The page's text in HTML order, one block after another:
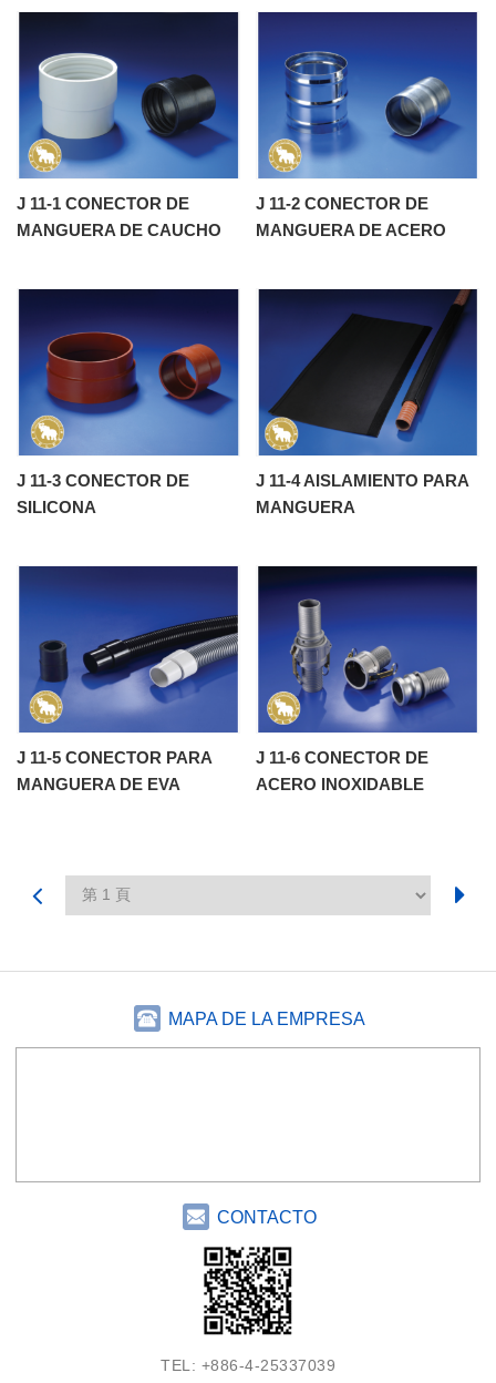
J 11-1 CONECTOR DE
MANGUERA DE CAUCHO
J 11-2 CONECTOR DE
MANGUERA DE ACERO
J 11-3 CONECTOR DE
SILICONA
J 11-4 AISLAMIENTO PARA
MANGUERA
J 11-5 CONECTOR PARA
MANGUERA DE EVA
J 11-6 CONECTOR DE
ACERO INOXIDABLE
MAPA DE LA EMPRESA
CONTACTO
TEL: +886-4-25337039